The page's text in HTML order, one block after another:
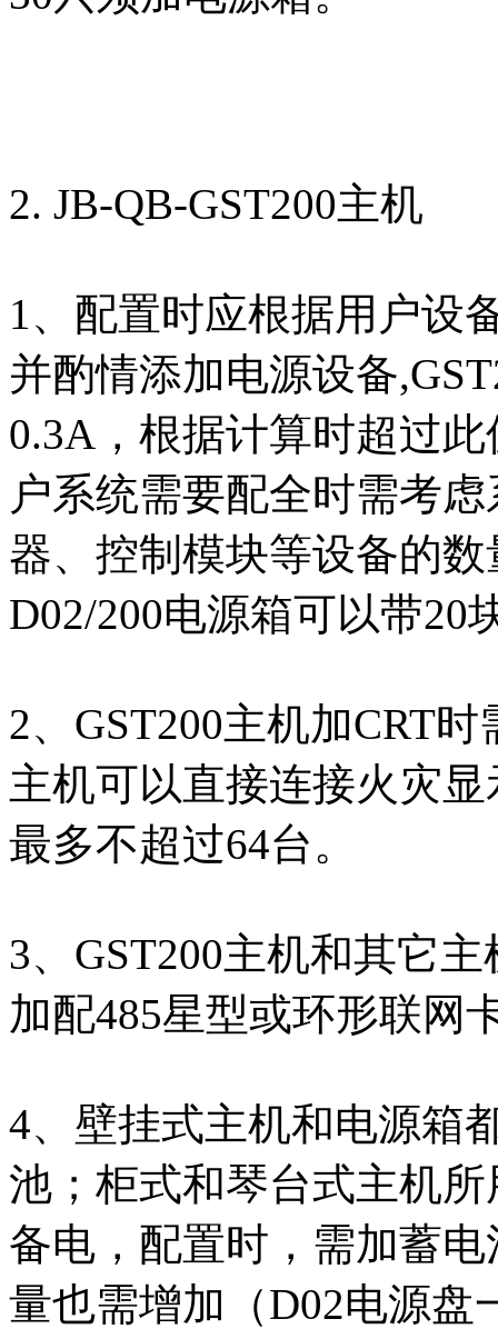
2. JB-QB-GST200主机
1、配置时应根据用户设
并酌情添加电源设备
0.3A，根据计算时超过
户系统需要配全时需考
器、控制模块等设备的
D02/200电源箱可以带20
2、GST200主机加CRT
主机可以直接连接火灾
最多不超过64台。
3、GST200主机和其它主
加配485星型或环形联网
4、壁挂式主机和电源箱
池；柜式和琴台式主机
备电，配置时，需加蓄
量也需增加（D02电源盘